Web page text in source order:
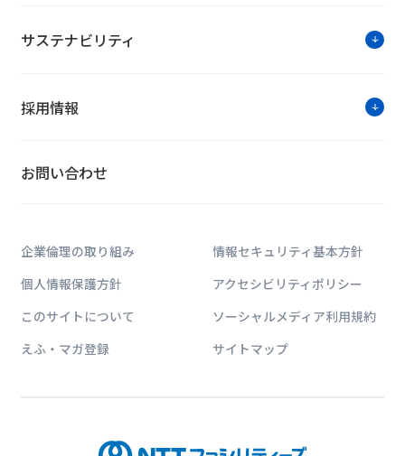
サステナビリティ
採用情報
お問い合わせ
企業倫理の取り組み
情報セキュリティ基本方針
個人情報保護方針
アクセシビリティポリシー
このサイトについて
ソーシャルメディア利用規約
えふ・マガ登録
サイトマップ